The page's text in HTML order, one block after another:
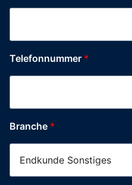
Telefonnummer *
Branche *